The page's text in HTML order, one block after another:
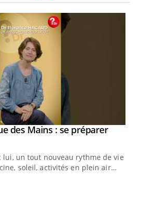
des Mains : se préparer
un tout nouveau rythme de vie !
soleil, activités en plein air…